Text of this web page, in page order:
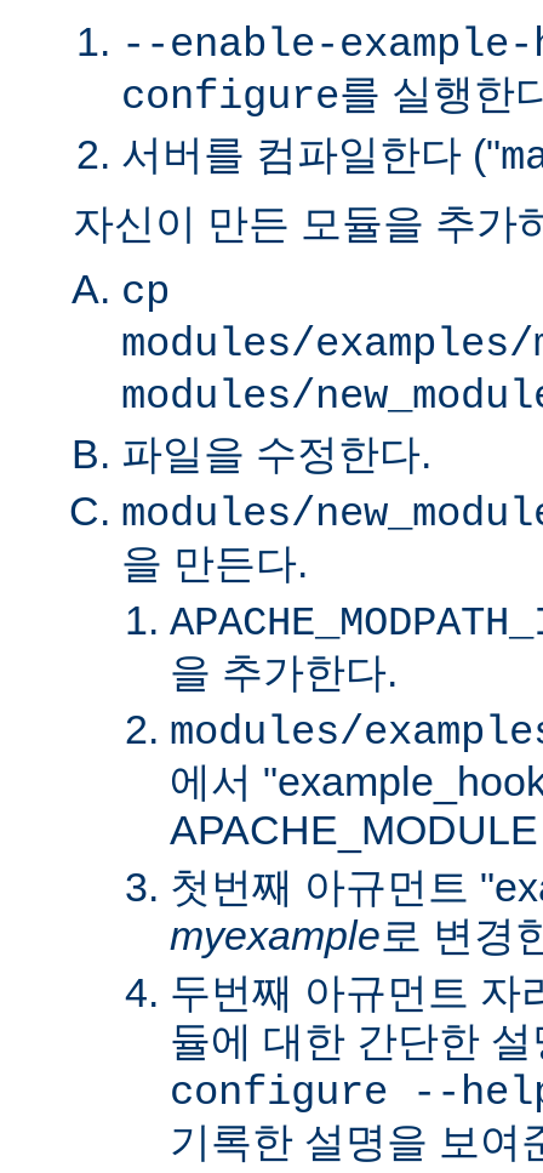
--enable-example-
configure를 실행한
서버를 컴파일한다 ("
자신이 만든 모듈을 추가
cp
modules/examples/
modules/
파일을 수정한다.
modules/
을 만든다.
을 추가한다.
modules/
에서
첫번째 아규먼트
myexample로 변경
두번째 아규먼트 자
듈에 대한 간단한
configure --
기록한 설명을 보여